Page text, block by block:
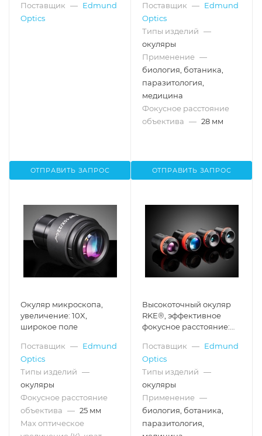
Поставщик — Edmund
Optics
ОТПРАВИТЬ ЗАПРОС
Поставщик — Edmund
Optics
Типы изделий —
окуляры
Применение —
биология, ботаника,
паразитология,
медицина
Фокусное расстояние
объектива — 28 мм
ОТПРАВИТЬ ЗАПРОС
Окуляр микроскопа,
увеличение: 10X,
широкое поле
Поставщик — Edmund
Optics
Типы изделий —
окуляры
Фокусное расстояние
объектива — 25 мм
Max оптическое
Высокоточный окуляр
RKE®, эффективное
фокусное расстояние:
Поставщик — Edmund
Optics
Типы изделий —
окуляры
Применение —
биология, ботаника,
паразитология,